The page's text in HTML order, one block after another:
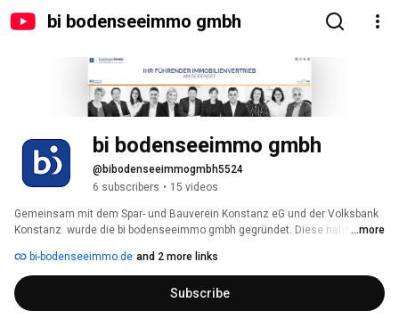
bi bodenseeimmo gmbh
bi bodenseeimmo gmbh
@bibodenseeimmogmbh5524
6 subscribers • 15 videos
Gemeinsam mit dem Spar- und Bauverein Konstanz eG und der Volksbank
Konstanz  wurde die bi bodenseeimmo gmbh gegründet. Diese nahm zum
bündeln.
...more
bi-bodenseeimmo.de and 2 more links
Subscribe